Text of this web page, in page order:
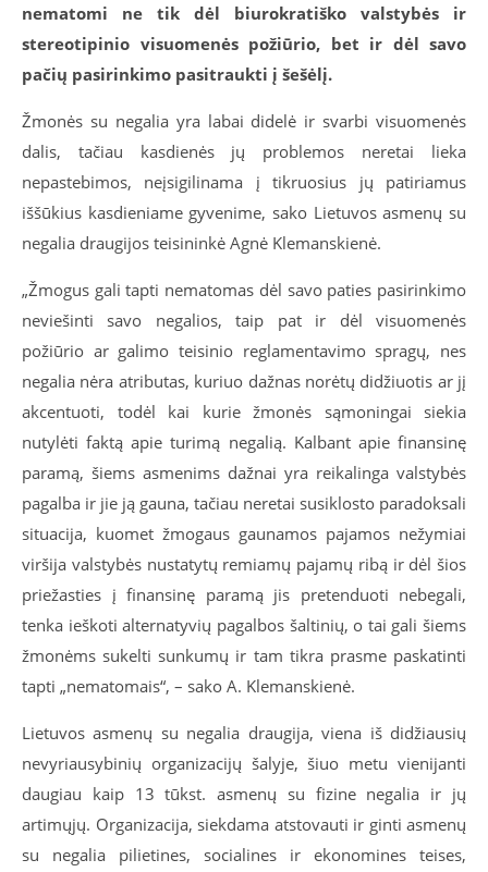
nematomi ne tik dėl biurokratiško valstybės ir
stereotipinio visuomenės požiūrio, bet ir dėl savo
pačių pasirinkimo pasitraukti į šešėlį.
Žmonės su negalia yra labai didelė ir svarbi visuomenės
dalis, tačiau kasdienės jų problemos neretai lieka
nepastebimos, neįsigilinama į tikruosius jų patiriamus
iššūkius kasdieniame gyvenime, sako Lietuvos asmenų su
negalia draugijos teisininkė Agnė Klemanskienė.
„Žmogus gali tapti nematomas dėl savo paties pasirinkimo
neviešinti savo negalios, taip pat ir dėl visuomenės
požiūrio ar galimo teisinio reglamentavimo spragų, nes
negalia nėra atributas, kuriuo dažnas norėtų didžiuotis ar jį
akcentuoti, todėl kai kurie žmonės sąmoningai siekia
nutylėti faktą apie turimą negalią. Kalbant apie finansinę
paramą, šiems asmenims dažnai yra reikalinga valstybės
pagalba ir jie ją gauna, tačiau neretai susiklosto paradoksali
situacija, kuomet žmogaus gaunamos pajamos nežymiai
viršija valstybės nustatytų remiamų pajamų ribą ir dėl šios
priežasties į finansinę paramą jis pretenduoti nebegali,
tenka ieškoti alternatyvių pagalbos šaltinių, o tai gali šiems
žmonėms sukelti sunkumų ir tam tikra prasme paskatinti
tapti „nematomais“, – sako A. Klemanskienė.
Lietuvos asmenų su negalia draugija, viena iš didžiausių
nevyriausybinių organizacijų šalyje, šiuo metu vienijanti
daugiau kaip 13 tūkst. asmenų su fizine negalia ir jų
artimųjų. Organizacija, siekdama atstovauti ir ginti asmenų
su negalia pilietines, socialines ir ekonomines teises,